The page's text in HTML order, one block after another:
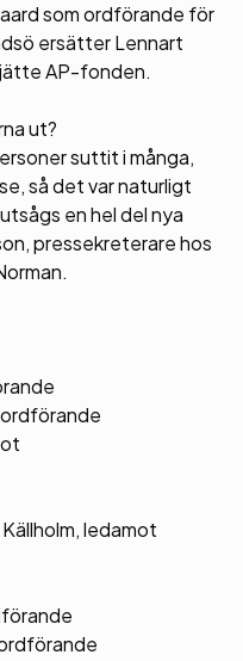
som ordförande för
ersätter Lennart
AP-fonden.
ut?
suttit i många,
så det var naturligt
en hel del nya
pressekreterare hos
ledamot